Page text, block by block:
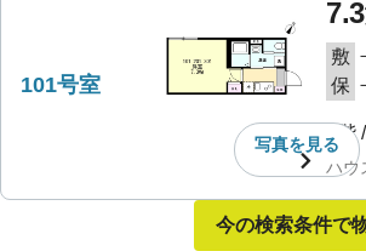
101号室
写真を見る
7.3
敷
保
1階/
ハウ
今の検索条件で